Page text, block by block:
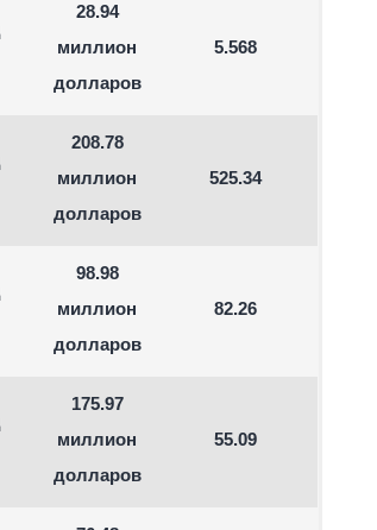
28.94
миллион
долларов
5.568
208.78
миллион
долларов
525.34
98.98
миллион
долларов
82.26
175.97
миллион
долларов
55.09